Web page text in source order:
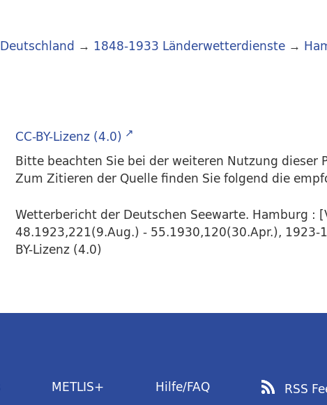
Deutschland → 1848-1933 Länderwetterdienste →
CC-BY-Lizenz (4.0)
Bitte beachten Sie bei der weiteren Nutzung dieser
Zum Zitieren der Quelle finden Sie folgend die
Wetterbericht der Deutschen Seewarte. Hamburg :
48.1923,221(9.Aug.) - 55.1930,120(30.Apr.), 1923-
BY-Lizenz (4.0)
METLIS+ Hilfe/FAQ RSS